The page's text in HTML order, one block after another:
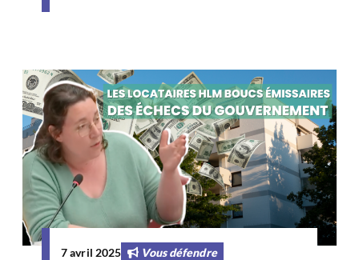
7 avril 2025 Vous défendre